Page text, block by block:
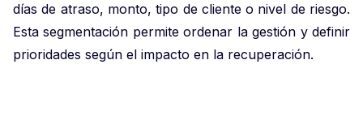
días de atraso, monto, tipo de cliente o nivel de riesgo.
Esta segmentación permite ordenar la gestión y definir
prioridades según el impacto en la recuperación.